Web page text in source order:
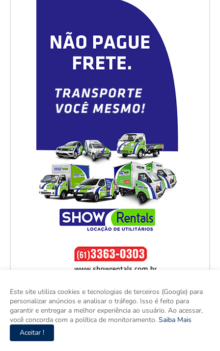
Este site utiliza cookies e tecnologias de terceiros (Google) para
personalizar anúncios e analisar o tráfego. Isso é feito para
garantir e entregar a melhor experiência ao usuário. Ao acessar,
você concorda com a política de monitoramento. Saiba Mais
Aceitar !